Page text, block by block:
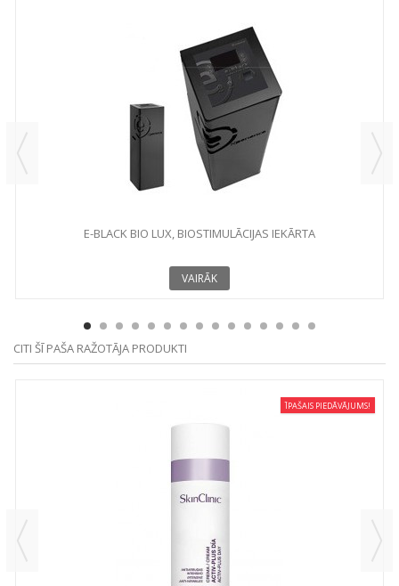
E-BLACK BIO LUX, BIOSTIMULĀCIJAS IEKĀRTA
VAIRĀK
CITI ŠĪ PAŠA RAŽOTĀJA PRODUKTI
ĪPAŠAIS PIEDĀVĀJUMS!